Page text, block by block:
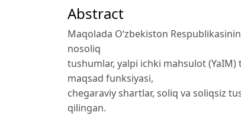
Abstract
Maqolada O‘zbekiston
nosoliq
tushumlar, yalpi ichki mahsulot
maqsad funksiyasi,
chegaraviy shartlar, soliq va soliqsiz
qilingan.